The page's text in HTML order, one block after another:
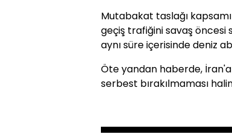
Mutabakat taslağı
geçiş trafiğini savaş öncesi
aynı süre içerisinde deniz
Öte yandan haberde,
serbest bırakılmaması